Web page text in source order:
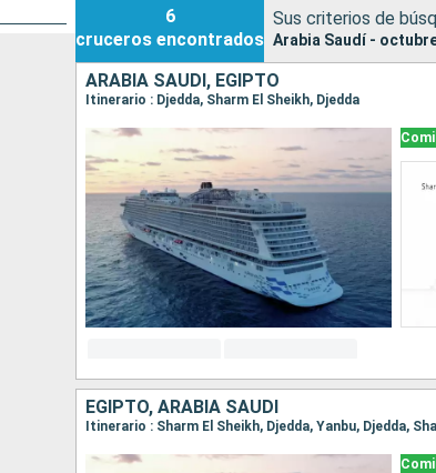
6
cruceros encontrados
Sus criterios de
Arabia Saudí -
ARABIA SAUDÍ, EGIPTO
Itinerario : Djedda, Sharm El Sheikh, Djedda
EGIPTO, ARABIA SAUDÍ
Itinerario : Sharm El Sheikh, Djedda, Yanbu, Djedda,